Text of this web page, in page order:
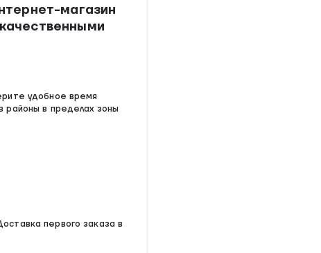
магазин
удобное время
районы в пределах зоны
первого заказа в